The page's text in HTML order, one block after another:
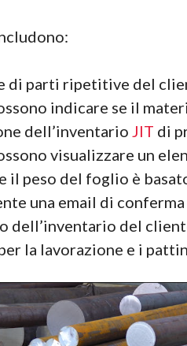
di parti ripetitive del
indicare se il
dell’inventario JIT di
visualizzare un
il peso del foglio è
una email di
dell’inventario del
la lavorazione e i